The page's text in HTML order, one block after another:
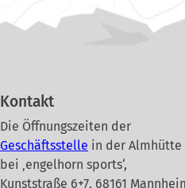
Kontakt
Die Öffnungszeiten der
Geschäftsstelle in der Almhütte
bei ‚engelhorn sports‘,
Kunststraße 6+7, 68161